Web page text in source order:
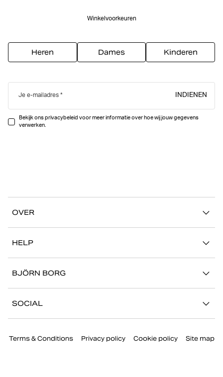
Winkelvoorkeuren
Heren Dames Kinderen
Je e-mailadres INDIENEN
Bekijk ons privacybeleid voor meer informatie over hoe wij jouw gegevens
verwerken.
OVER
Stories
Onze winkels
HELP
FAQ
Retour/Claim
BJÖRN BORG
SOCIAL
Facebook
Terms & Conditions Privacy policy Cookie policy Site map